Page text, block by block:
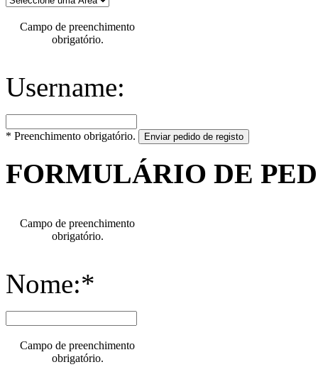
Campo de preenchimento
obrigatório.
Username:
* Preenchimento obrigatório. Enviar pedido de registo
FORMULÁRIO DE
Campo de preenchimento
obrigatório.
Nome:*
Campo de preenchimento
obrigatório.